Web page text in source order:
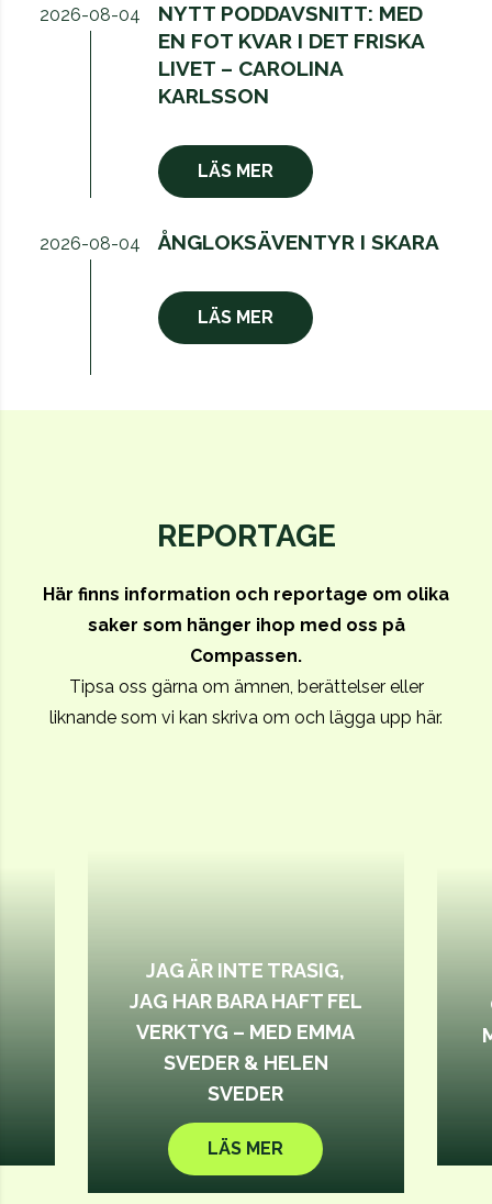
2026-08-04
NYTT PODDAVSNITT: MED
EN FOT KVAR I DET FRISKA
LIVET – CAROLINA
KARLSSON
LÄS MER
2026-08-04 ÅNGLOKSÄVENTYR I SKARA
LÄS MER
REPORTAGE
Här finns information och reportage om olika
saker som hänger ihop med oss på
Compassen.
Tipsa oss gärna om ämnen, berättelser eller
liknande som vi kan skriva om och lägga upp här.
JAG ÄR INTE TRASIG,
JAG HAR BARA HAFT FEL
VERKTYG – MED EMMA
SVEDER & HELEN
SVEDER
LÄS MER